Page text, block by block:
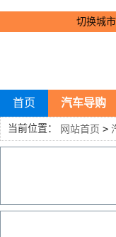
切换城市
首页 汽车导购
当前位置： 网站首页 >